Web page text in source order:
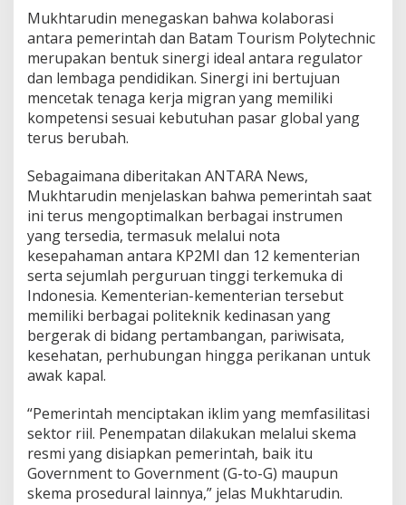
e
s
i
o
n
a
l
u
k
P
a
s
a
r
G
l
o
b
a
Mukhtarudin menegaskan bahwa kolaborasi
antara pemerintah dan Batam Tourism Polytechnic
merupakan bentuk sinergi ideal antara regulator
dan lembaga pendidikan. Sinergi ini bertujuan
mencetak tenaga kerja migran yang memiliki
kompetensi sesuai kebutuhan pasar global yang
terus berubah.
Sebagaimana diberitakan ANTARA News,
Mukhtarudin menjelaskan bahwa pemerintah saat
ini terus mengoptimalkan berbagai instrumen
yang tersedia, termasuk melalui nota
kesepahaman antara KP2MI dan 12 kementerian
serta sejumlah perguruan tinggi terkemuka di
Indonesia. Kementerian-kementerian tersebut
memiliki berbagai politeknik kedinasan yang
bergerak di bidang pertambangan, pariwisata,
kesehatan, perhubungan hingga perikanan untuk
awak kapal.
“Pemerintah menciptakan iklim yang memfasilitasi
sektor riil. Penempatan dilakukan melalui skema
resmi yang disiapkan pemerintah, baik itu
Government to Government (G-to-G) maupun
skema prosedural lainnya,” jelas Mukhtarudin.